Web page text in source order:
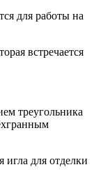
для работы на
встречается
треугольника
игла для отделки